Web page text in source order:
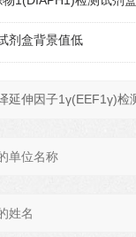
剂盒背景值低